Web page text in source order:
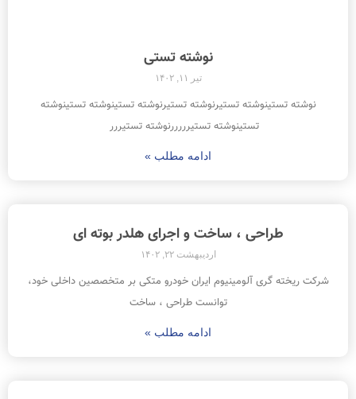
نوشته تستی
تیر ۱۱, ۱۴۰۲
نوشته تستینوشته تستیرنوشته تستیرنوشته تستینوشته تستینوشته
تستینوشته تستیرررررنوشته تستیررر
ادامه مطلب »
طراحی ، ساخت و اجرای هلدر بوته ای
اردیبهشت ۲۲, ۱۴۰۲
شرکت ریخته گری آلومینیوم ایران خودرو متکی بر متخصصین داخلی خود،
توانست طراحی ، ساخت
ادامه مطلب »